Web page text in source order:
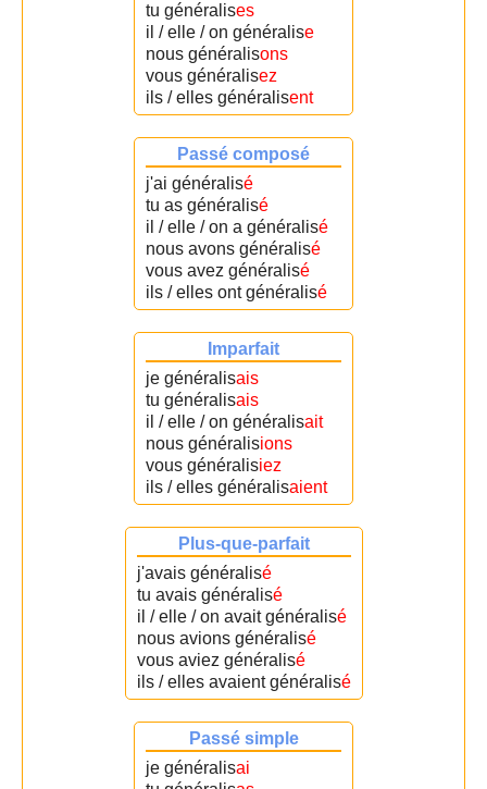
tu généralises
il / elle / on généralise
nous généralisons
vous généralisez
ils / elles généralisent
Passé composé
j'ai généralisé
tu as généralisé
il / elle / on a généralisé
nous avons généralisé
vous avez généralisé
ils / elles ont généralisé
Imparfait
je généralisais
tu généralisais
il / elle / on généralisait
nous généralisions
vous généralisiez
ils / elles généralisaient
Plus-que-parfait
j'avais généralisé
tu avais généralisé
il / elle / on avait généralisé
nous avions généralisé
vous aviez généralisé
ils / elles avaient généralisé
Passé simple
je généralisai